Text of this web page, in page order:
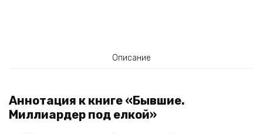
Описание
Аннотация к книге «Бывшие.
Миллиардер под елкой»